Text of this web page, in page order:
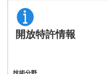
開放特許情報